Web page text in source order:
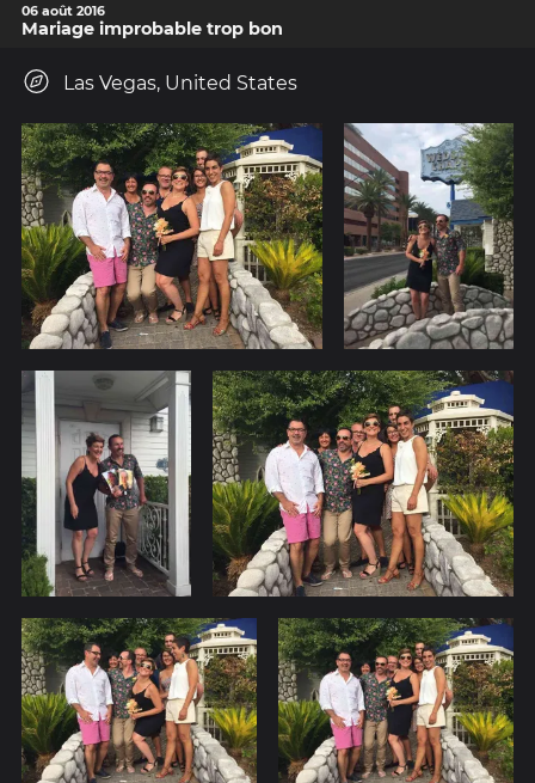
06 août 2016
Mariage improbable trop bon
Las Vegas, United States